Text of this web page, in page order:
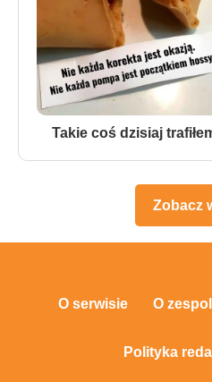
Takie coś dzisiaj
Zobacz
O serwisie O
Polityka